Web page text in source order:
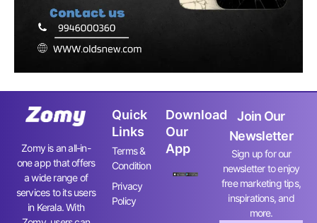
Zomy is an all-in-
one app that offers
a wide range of
services to its users
in Kerala. With
Quick
Links
Terms &
Condition
Privacy
Policy
Download
Our
App
Join Our
Newsletter
Sign up for our
newsletter to enjoy
free marketing tips,
inspirations, and
more.